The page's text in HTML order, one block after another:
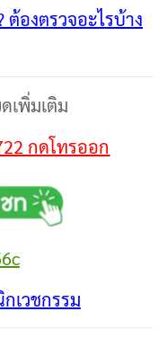
ต้องตรวจอะไรบ้าง
เพิ่มเติม
กดโทรออก
เวชกรรม